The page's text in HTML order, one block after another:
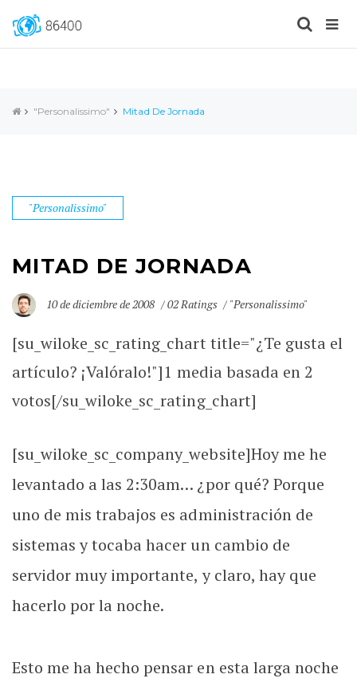
"Personalissimo" Mitad De Jornada
"Personalissimo"
MITAD DE JORNADA
10 de diciembre de 2008 02 Ratings "Personalissimo"
[su_wiloke_sc_rating_chart title="¿Te gusta el
artículo? ¡Valóralo!"]1 media basada en 2
votos[/su_wiloke_sc_rating_chart]
[su_wiloke_sc_company_website]Hoy me he
levantado a las 2:30am… ¿por qué? Porque
uno de mis trabajos es administración de
sistemas y tocaba hacer un cambio de
servidor muy importante, y claro, hay que
hacerlo por la noche.
Esto me ha hecho pensar en esta larga noche